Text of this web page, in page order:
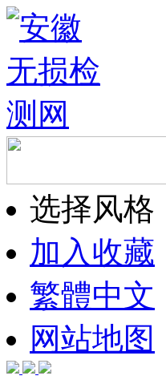
选择风格
加入收藏
繁體中文
网站地图